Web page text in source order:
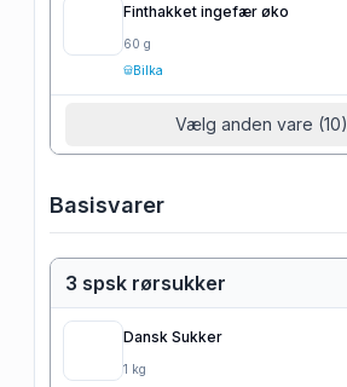
Finthakket ingefær øko
60 g
Bilka
Vælg anden vare (10)
Basisvarer
3 spsk rørsukker
Dansk Sukker
1 kg